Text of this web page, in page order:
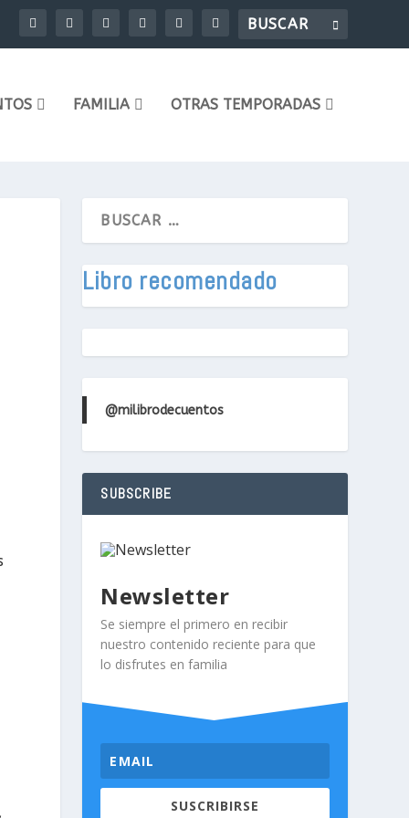
FAMILIA OTRAS TEMPORADAS
Libro recomendado
@milibrodecuentos
SUBSCRIBE
Newsletter
Se siempre el primero en recibir
nuestro contenido reciente para que
lo disfrutes en familia
SUSCRIBIRSE